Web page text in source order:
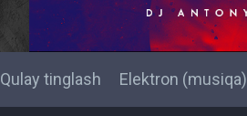
Qulay tinglash Elektron (musiqa)